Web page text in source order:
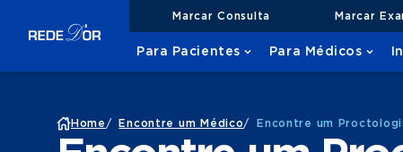
Marcar Consulta Marcar
Para Pacientes Para Médicos
Home / Encontre um Médico/ Encontre um